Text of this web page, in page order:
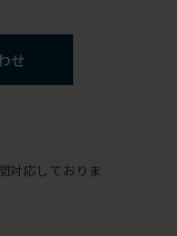
せ
対応しておりま